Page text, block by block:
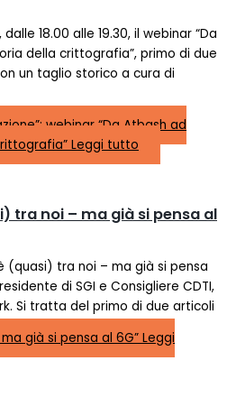
18.00 alle 19.30, il webinar “Da
della crittografia”, primo di due
un taglio storico a cura di
webinar “Da Atbash ad
Leggi tutto
tra noi – ma già si pensa al
(quasi) tra noi – ma già si pensa
di SGI e Consigliere CDTI,
Si tratta del primo di due articoli
già si pensa al 6G” Leggi